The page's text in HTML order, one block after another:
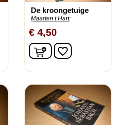
De kroongetuige
Maarten t Hart;
€ 4,50
In winkelwagen
favorite_border